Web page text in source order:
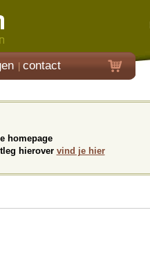
contact
homepage
hierover vind je hier